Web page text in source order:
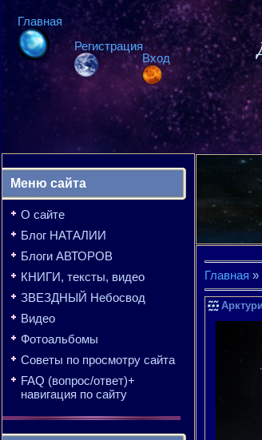
Главная
Регистрация
Вход
Меню сайта
О сайте
Блог НАТАЛИИ
Блоги АВТОРОВ
КНИГИ, тексты, видео
ЗВЕЗДНЫЙ Небосвод
Видео
Фотоальбомы
Советы по просмотру сайта
FAQ (вопрос/ответ)+
навигация по сайту
Главная »